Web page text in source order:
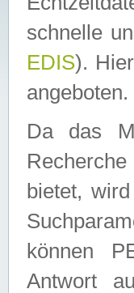
schnelle
EDIS).
angeboten.
Da das
bietet,
können
Antwort